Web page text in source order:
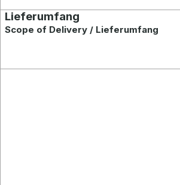
Lieferumfang
Scope of Delivery / Lieferumfang